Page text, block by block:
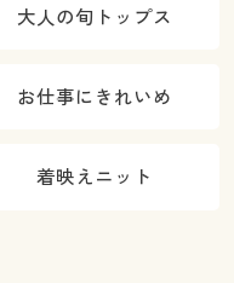
大人の旬トップス
お仕事にきれいめ
着映えニット